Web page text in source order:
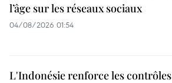
l’âge sur les réseaux sociaux
04/08/2026 01:54
L'Indonésie renforce les contrôles